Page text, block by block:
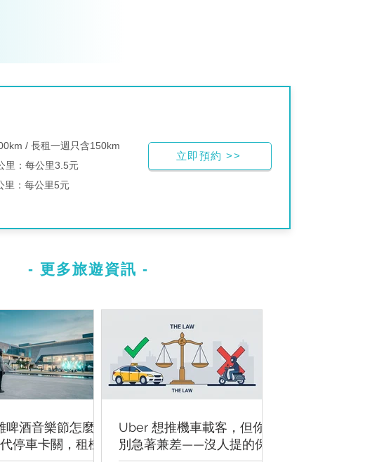
/ 長租一週只含150km
里：每公里3.5元
里：每公里5元
立即預約 >>
- 更多旅遊資訊 -
啤酒音樂節怎麼
停車卡關，租機
Uber 想推機車載客，但你先
別急著兼差——沒人提的保